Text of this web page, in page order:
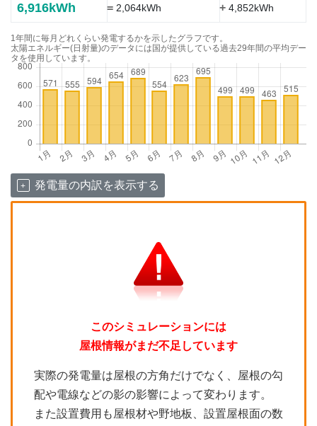
6,916kWh =2,064kWh +4,852kWh
1年間に毎月どれくらい発電するかを示したグラフです。
太陽エネルギー(日射量)のデータには国が提供している過去29年間の平均デー
タを使用しています。
発電量の内訳を表示する
このシミュレーションには
屋根情報がまだ不足しています
実際の発電量は屋根の方角だけでなく、屋根の勾
配や電線などの影の影響によって変わります。
また設置費用も屋根材や野地板、設置屋根面の数